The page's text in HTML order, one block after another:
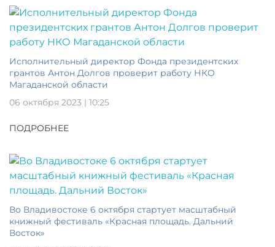
Исполнительный директор Фонда президентских
грантов Антон Долгов проверит работу НКО
Магаданской области
06 октября 2023 | 10:25
ПОДРОБНЕЕ
Во Владивостоке 6 октября стартует масштабный
книжный фестиваль «Красная площадь. Дальний
Восток»